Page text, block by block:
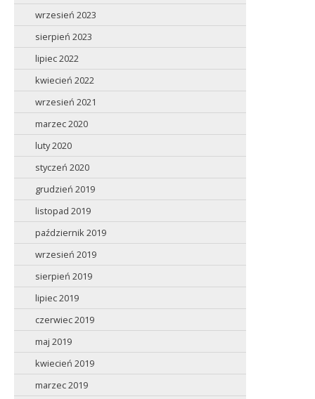
wrzesień 2023
sierpień 2023
lipiec 2022
kwiecień 2022
wrzesień 2021
marzec 2020
luty 2020
styczeń 2020
grudzień 2019
listopad 2019
październik 2019
wrzesień 2019
sierpień 2019
lipiec 2019
czerwiec 2019
maj 2019
kwiecień 2019
marzec 2019